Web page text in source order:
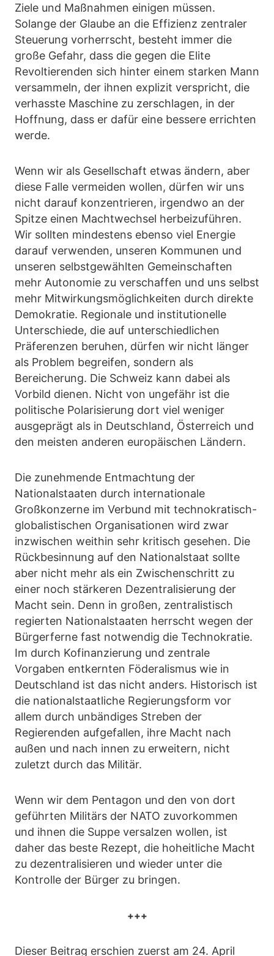
Ziele und Maßnahmen einigen müssen.
Solange der Glaube an die Effizienz zentraler
Steuerung vorherrscht, besteht immer die
große Gefahr, dass die gegen die Elite
Revoltierenden sich hinter einem starken Mann
versammeln, der ihnen explizit verspricht, die
verhasste Maschine zu zerschlagen, in der
Hoffnung, dass er dafür eine bessere errichten
werde.
Wenn wir als Gesellschaft etwas ändern, aber
diese Falle vermeiden wollen, dürfen wir uns
nicht darauf konzentrieren, irgendwo an der
Spitze einen Machtwechsel herbeizuführen.
Wir sollten mindestens ebenso viel Energie
darauf verwenden, unseren Kommunen und
unseren selbstgewählten Gemeinschaften
mehr Autonomie zu verschaffen und uns selbst
mehr Mitwirkungsmöglichkeiten durch direkte
Demokratie. Regionale und institutionelle
Unterschiede, die auf unterschiedlichen
Präferenzen beruhen, dürfen wir nicht länger
als Problem begreifen, sondern als
Bereicherung. Die Schweiz kann dabei als
Vorbild dienen. Nicht von ungefähr ist die
politische Polarisierung dort viel weniger
ausgeprägt als in Deutschland, Österreich und
den meisten anderen europäischen Ländern.
Die zunehmende Entmachtung der
Nationalstaaten durch internationale
Großkonzerne im Verbund mit technokratisch-
globalistischen Organisationen wird zwar
inzwischen weithin sehr kritisch gesehen. Die
Rückbesinnung auf den Nationalstaat sollte
aber nicht mehr als ein Zwischenschritt zu
einer noch stärkeren Dezentralisierung der
Macht sein. Denn in großen, zentralistisch
regierten Nationalstaaten herrscht wegen der
Bürgerferne fast notwendig die Technokratie.
Im durch Kofinanzierung und zentrale
Vorgaben entkernten Föderalismus wie in
Deutschland ist das nicht anders. Historisch ist
die nationalstaatliche Regierungsform vor
allem durch unbändiges Streben der
Regierenden aufgefallen, ihre Macht nach
außen und nach innen zu erweitern, nicht
zuletzt durch das Militär.
Wenn wir dem Pentagon und den von dort
geführten Militärs der NATO zuvorkommen
und ihnen die Suppe versalzen wollen, ist
daher das beste Rezept, die hoheitliche Macht
zu dezentralisieren und wieder unter die
Kontrolle der Bürger zu bringen.
+++
Dieser Beitrag erschien zuerst am 24. April